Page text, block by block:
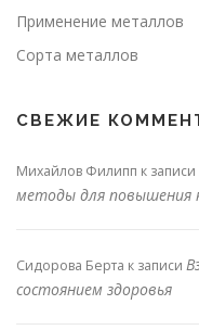
Применение металлов
Сорта металлов
СВЕЖИЕ
Михайлов Филипп к записи
методы для повышения
Сидорова Берта к записи
состоянием здоровья